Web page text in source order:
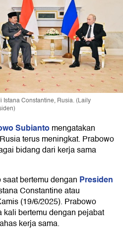
Constantine, Rusia. (Laily
Subiantomengatakan
terus meningkat. Prabowo
bidang dari kerja sama
bertemu dengan Presiden
Constantine atau
(19/6/2025). Prabowo
bertemu dengan pejabat
kerja sama.